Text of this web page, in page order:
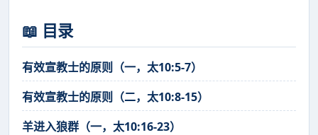
📖 目录
有效宣教士的原则（一，太10:5-7）
有效宣教士的原则（二，太10:8-15）
羊进入狼群（一，太10:16-23）